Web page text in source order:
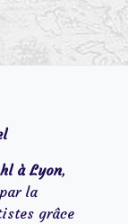
à Lyon,
la
grâce